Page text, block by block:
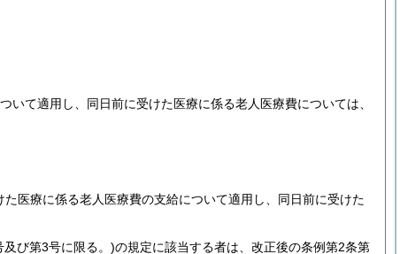
て適用し、同日前に受けた医療に係る老人医療費については、
医療に係る老人医療費の支給について適用し、同日前に受けた
び第3号に限る。)の規定に該当する者は、改正後の条例第2条第